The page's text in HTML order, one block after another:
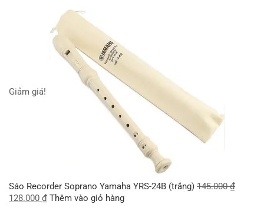
Giảm giá!
Sáo Recorder Soprano Yamaha YRS-24B (trắng) 145.000₫
128.000 ₫ Thêm vào giỏ hàng